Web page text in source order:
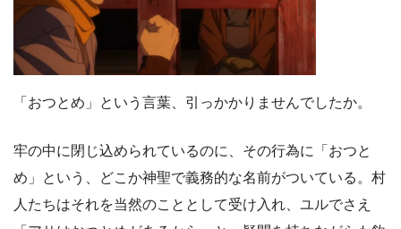
「おつとめ」という言葉、引っかかりませんでしたか。
牢の中に閉じ込められているのに、その行為に「おつと
め」という、どこか神聖で義務的な名前がついている。村
人たちはそれを当然のこととして受け入れ、ユルでさえ